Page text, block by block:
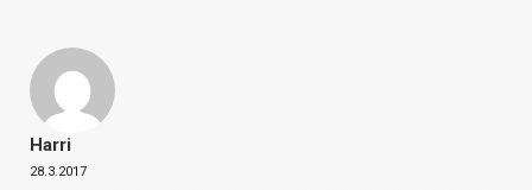
Harri
28.3.2017